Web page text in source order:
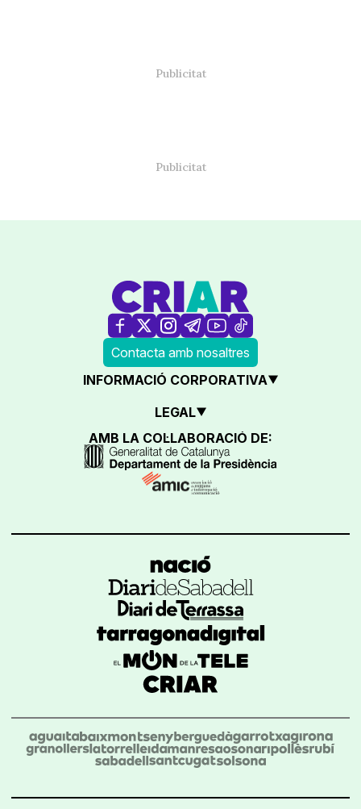
Contacta amb nosaltres
INFORMACIÓ CORPORATIVA
LEGAL
AMB LA COL·LABORACIÓ DE: